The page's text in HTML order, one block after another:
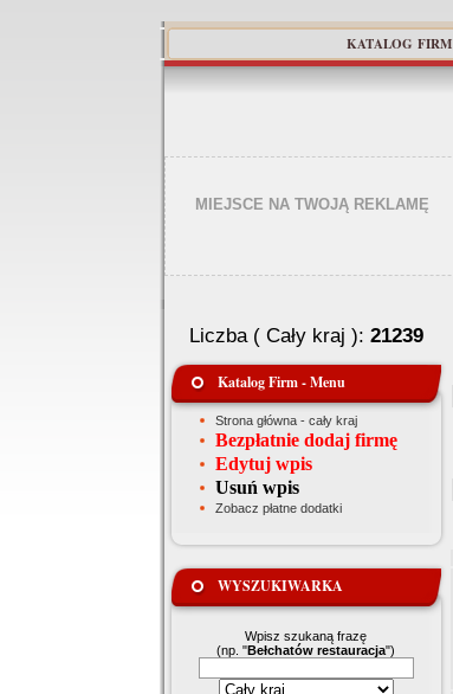
KATALOG FIRM
MIEJSCE NA TWOJĄ REKLAMĘ
Liczba ( Cały kraj ): 21239
Katalog Firm - Menu
Strona główna - cały kraj
Bezpłatnie dodaj firmę
Edytuj wpis
Usuń wpis
Zobacz płatne dodatki
WYSZUKIWARKA
Wpisz szukaną frazę
(np. "Bełchatów restauracja")